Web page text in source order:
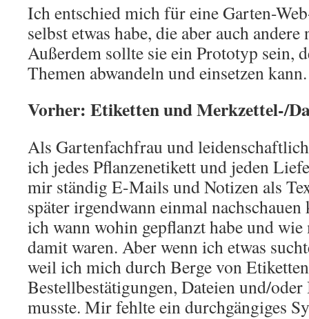
Ich entschied mich für eine Garten-
selbst etwas habe, die aber auch
Außerdem sollte sie ein Prototyp sein,
Themen abwandeln und einsetzen kann.
Vorher: Etiketten und Merkzettel-/
Als Gartenfachfrau und
ich jedes Pflanzenetikett und jeden
mir ständig E-Mails und Notizen als
später irgendwann einmal
ich wann wohin gepflanzt habe und
damit waren. Aber wenn ich etwas
weil ich mich durch Berge von
Bestellbestätigungen, Dateien und/
musste. Mir fehlte ein durchgängiges